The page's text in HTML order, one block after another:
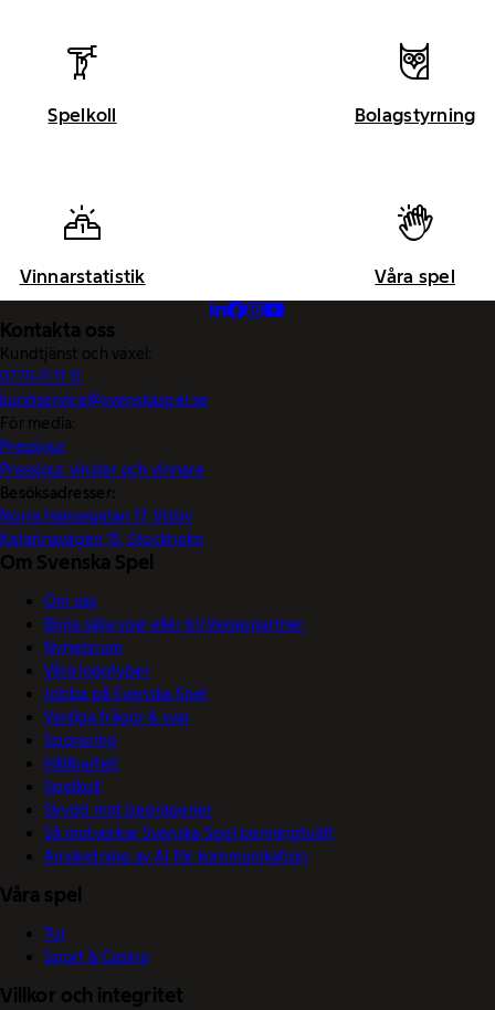
Spelkoll Bolagstyrning
Vinnarstatistik Våra spel
Kontakta oss
Kundtjänst och växel:
0770-11 11 11
kundservice@svenskaspel.se
För media:
Pressjour
Pressjour vinster och vinnare
Besöksadresser:
Norra Hansegatan 17, Visby
Katarinavägen 15, Stockholm
Om Svenska Spel
Om oss
Börja sälja spel eller bli Vegaspartner
Nyhetsrum
Våra logotyper
Jobba på Svenska Spel
Vanliga frågor & svar
Sponsring
Hållbarhet
Spelkoll
Skydd mot bedrägerier
Så motverkar Svenska Spel penningtvätt
Användning av AI för kommunikation
Våra spel
Tur
Sport & Casino
Villkor och integritet